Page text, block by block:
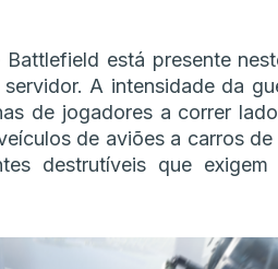
está presente
A intensidade da
de jogadores a correr
de aviões a carros
destrutíveis que